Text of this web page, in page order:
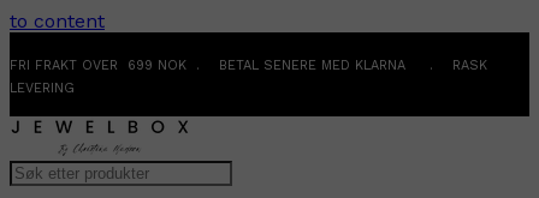
to content
FRI FRAKT OVER 699 NOK . BETAL SENERE MED KLARNA . RASK
LEVERING